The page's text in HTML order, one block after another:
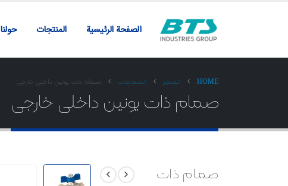
الصفحة الرئيسية المنتجات حولنا
HOME المتجر الصمامات صمام ذات یونین داخلی خارجی
صمام ذات یونین داخلی خارجی
صمام ذات